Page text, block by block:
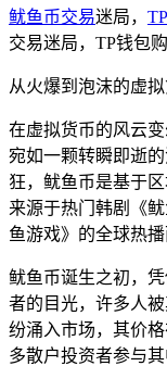
鱿鱼币交易迷局，
交易迷局，TP钱包
从火爆到泡沫的虚
在虚拟货币的风云变
宛如一颗转瞬即逝
狂，鱿鱼币是基于
来源于热门韩剧《
鱼游戏》的全球热播
鱿鱼币诞生之初，
者的目光，许多人
纷涌入市场，其价
多散户投资者参与